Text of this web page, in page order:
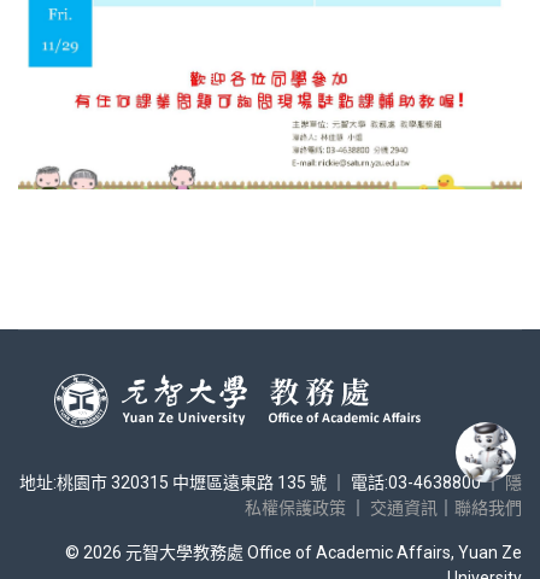
地址:桃園市 320315 中壢區遠東路 135 號 ｜ 電話:03-4638800 ｜隱
私權保護政策
交通資訊 聯絡我們
© 2026 元智大學教務處 Office of Academic Affairs, Yuan Ze